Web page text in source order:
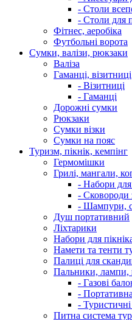
- Столи
- Столи для
Фітнес, аеробіка
Футбольні ворота
Сумки, валізи, рюкзаки
Валіза
Гаманці, візитниці
- Візитниці
- Гаманці
Дорожні сумки
Рюкзаки
Сумки візки
Сумки на пояс
Туризм, пікнік, кемпінг
Гермомішки
Грилі, мангали,
- Набори
- Сковороди
- Шампури,
Душ портативний
Ліхтарики
Набори для
Намети та тенти
Палиці для
Пальники, лампи,
- Газові
-
-
Питна система